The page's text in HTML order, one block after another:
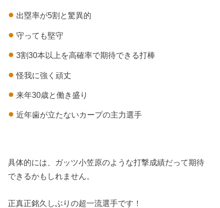
出塁率が5割と驚異的
守っても堅守
3割30本以上を高確率で期待できる打棒
怪我に強く頑丈
来年30歳と働き盛り
近年歯が立たないカープの主力選手
具体的には、ガッツ小笠原のような打撃成績だって期待
できるかもしれません。
正真正銘久しぶりの超一流選手です！